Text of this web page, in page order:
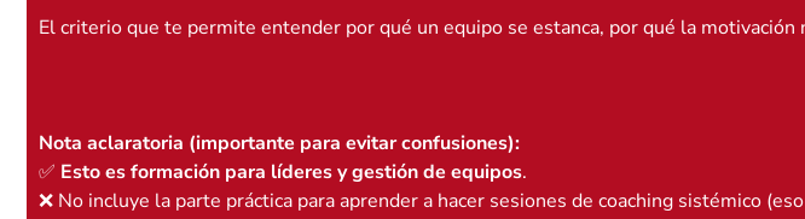
El criterio que te permite entender por qué un equipo se estanca, por qué la motivación
Nota aclaratoria (importante para evitar confusiones):
✅ Esto es formación para líderes y gestión de equipos.
❌ No incluye la parte práctica para aprender a hacer sesiones de coaching sistémico